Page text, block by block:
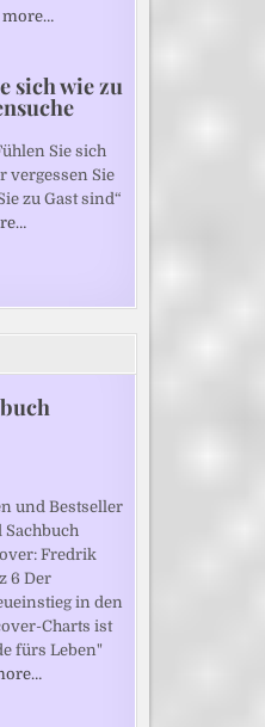
more…
sich wie zu
Sie sich
vergessen Sie
zu Gast sind“
und Bestseller
Fredrik
6 Der
in den
Charts ist
fürs Leben"